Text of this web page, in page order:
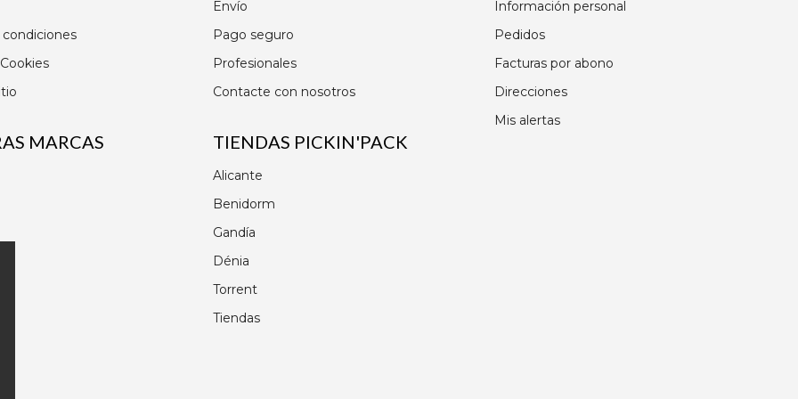
Envío
Pago seguro
Profesionales
Contacte con nosotros
MARCAS TIENDAS PICKIN'PACK
Alicante
Benidorm
Gandía
Dénia
Torrent
Tiendas
Información personal
Pedidos
Facturas por abono
Direcciones
Mis alertas